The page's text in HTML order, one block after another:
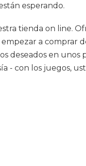
esperando.
tienda on line.
empezar a
deseados en
- con los juegos,